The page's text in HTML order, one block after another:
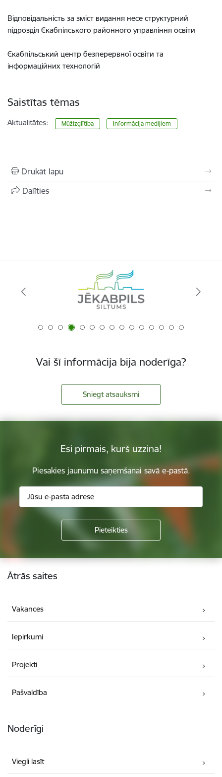
Відповідальність за зміст видання несе структурний
підрозділ Єкабпілського районного управління освіти
Єкабпільський центр безперервної освіти та
інформаційних технологій
Saistītas tēmas
Aktualitātes: Mūžizglītība Informācija medijiem
Drukāt lapu
Dalīties
Vai šī informācija bija noderīga?
Sniegt atsauksmi
Esi pirmais, kurš uzzina!
Piesakies jaunumu saņemšanai savā e-pastā.
Kājene
Ātrās saites
Vakances
Iepirkumi
Projekti
Pašvaldība
Noderīgi
Viegli lasīt